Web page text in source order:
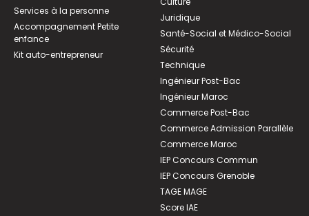
Services à la personne
Accompagnement Petite
enfance
Kit auto-entrepreneur
Juridique
Santé-Social et Médico-Social
Sécurité
Technique
Ingénieur Post-Bac
Ingénieur Maroc
Commerce Post-Bac
Commerce Admission Parallèle
Commerce Maroc
IEP Concours Commun
IEP Concours Grenoble
TAGE MAGE
Score IAE